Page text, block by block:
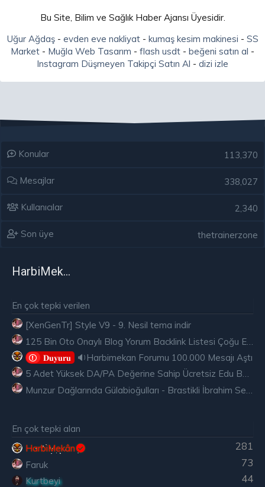
Bu Site, Bilim ve Sağlık Haber Ajansı Üyesidir.
Uğur Ağdaş- evden eve nakliyat- kumaş kesim makinesi - SS
Market - Muğla Web Tasarım - flash usdt - beğeni satın al -
Instagram Düşmeyen Takipçi Satın Al - dizi izle
Konular 113,370
Mesajlar 338,027
Kullanıcılar 2,340
Son üye thetrainerzone
HarbiMekân
En çok tepki verilen
[XenGenTr] Style V9 - 9. Nesil tema indir
𝐃𝐮𝐲𝐮𝐫𝐮
🔉Harbimekan Forumu 100.000 Mesajı Aştı
5 Adet Yüksek DA/PA Değerine Sahip Ücretsiz Edu Backlink
En çok tepki alan
281
HarbiMekân
73
Faruk
44
Kurtbeyi